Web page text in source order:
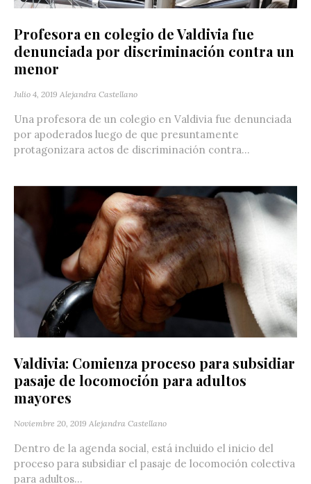
Profesora en colegio de Valdivia fue
denunciada por discriminación contra un
menor
Julio 4, 2019 Alejandra Castellano
Una profesora de un colegio en Valdivia fue denunciada
por apoderados luego de que presuntamente
protagonizara actos de discriminación contra...
Valdivia: Comienza proceso para subsidiar
pasaje de locomoción para adultos
mayores
Noviembre 20, 2019 Alejandra Castellano
Dentro de la agenda social, está incluido el inicio del
proceso para subsidiar el pasaje de locomoción colectiva
para adultos...